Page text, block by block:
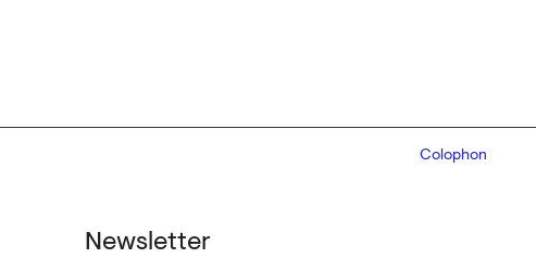
Newsletter
Colophon
Design:Marcel